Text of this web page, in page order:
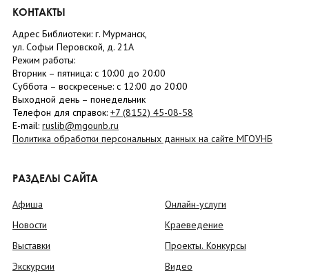
КОНТАКТЫ
Адрес Библиотеки: г. Мурманск,
ул. Софьи Перовской, д. 21А
Режим работы:
Вторник – пятница: с 10:00 до 20:00
Суббота – воскресенье: c 12:00 до 20:00
Выходной день – понедельник
Телефон для справок: +7 (8152) 45-08-58
E-mail: ruslib@mgounb.ru
Политика обработки персональных данных на сайте МГОУНБ
РАЗДЕЛЫ САЙТА
Афиша
Новости
Выставки
Экскурсии
Онлайн-услуги
Краеведение
Проекты. Конкурсы
Видео